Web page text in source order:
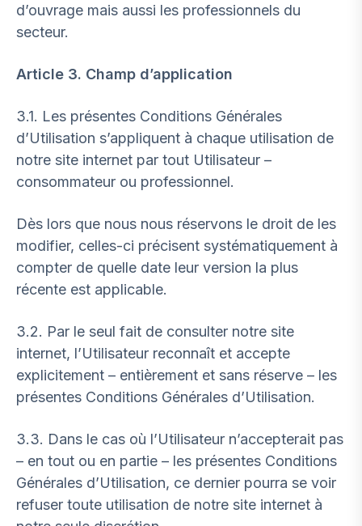
d’ouvrage mais aussi les professionnels du
secteur.
Article 3. Champ d’application
3.1. Les présentes Conditions Générales
d’Utilisation s’appliquent à chaque utilisation de
notre site internet par tout Utilisateur –
consommateur ou professionnel.
Dès lors que nous nous réservons le droit de les
modifier, celles-ci précisent systématiquement à
compter de quelle date leur version la plus
récente est applicable.
3.2. Par le seul fait de consulter notre site
internet, l’Utilisateur reconnaît et accepte
explicitement – entièrement et sans réserve – les
présentes Conditions Générales d’Utilisation.
3.3. Dans le cas où l’Utilisateur n’accepterait pas
– en tout ou en partie – les présentes Conditions
Générales d’Utilisation, ce dernier pourra se voir
refuser toute utilisation de notre site internet à